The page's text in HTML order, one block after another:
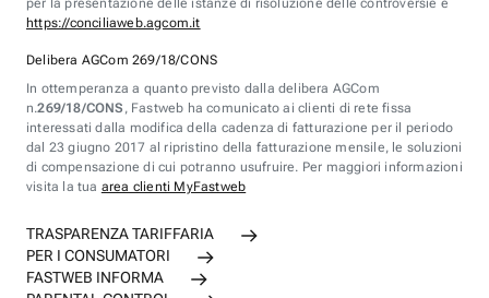
per la presentazione delle istanze di risoluzione delle controversie è
https://conciliaweb.agcom.it
Delibera AGCom 269/18/CONS
In ottemperanza a quanto previsto dalla delibera AGCom
n.269/18/CONS , Fastweb ha comunicato ai clienti di rete fissa
interessati dalla modifica della cadenza di fatturazione per il periodo
dal 23 giugno 2017 al ripristino della fatturazione mensile, le soluzioni
di compensazione di cui potranno usufruire. Per maggiori informazioni
visita la tua area clienti MyFastweb
TRASPARENZA TARIFFARIA
PER I CONSUMATORI
FASTWEB INFORMA